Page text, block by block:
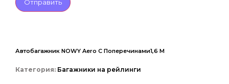
Автобагажник NOWY Aero С Поперечинами1,6 М
Категория: Багажники на рейлинги